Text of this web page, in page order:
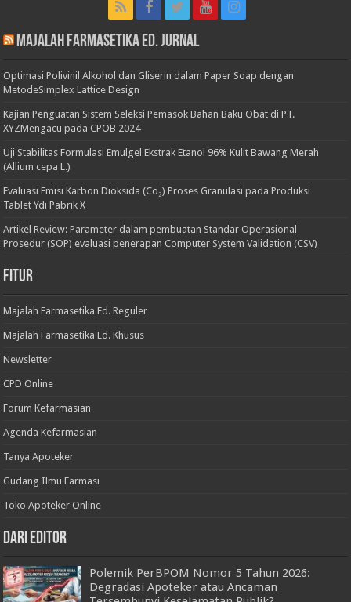
Majalah Farmasetika Ed. Jurnal
Optimasi Polivinil Alkohol dan Gliserin dalam Paper Soap dengan
MetodeSimplex Lattice Design
Kajian Penguatan Sistem Seleksi Pemasok Bahan Baku Obat di PT.
XYZMengacu pada CPOB 2024
Uji Stabilitas Formulasi Emulgel Ekstrak Etanol 96% Kulit Bawang Merah
(Allium cepa L.)
Evaluasi Emisi Karbon Dioksida (Co₂) Proses Granulasi pada Produksi
Tablet Ydi Pabrik X
Artikel Review: Parameter dalam pembuatan Standar Operasional
Prosedur (SOP) evaluasi penerapan Computer System Validation (CSV)
Fitur
Majalah Farmasetika Ed. Reguler
Majalah Farmasetika Ed. Khusus
Newsletter
CPD Online
Forum Kefarmasian
Agenda Kefarmasian
Tanya Apoteker
Gudang Ilmu Farmasi
Toko Apoteker Online
Dari Editor
Polemik PerBPOM Nomor 5 Tahun 2026:
Degradasi Apoteker atau Ancaman